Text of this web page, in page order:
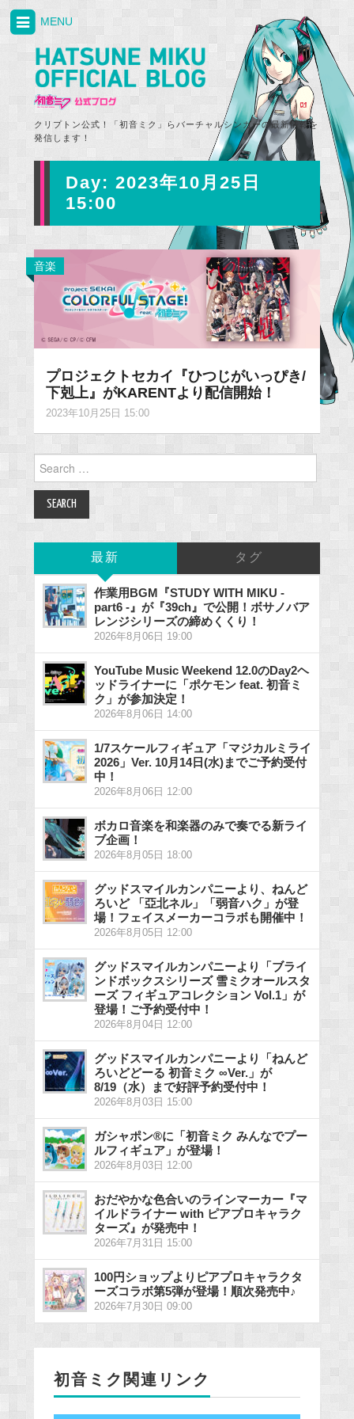
クリプトン公式！「初音ミク」らバーチャルシンガーの最新情報を
発信します！
MENU
Day: 2023年10月25日
15:00
音楽
プロジェクトセカイ『ひつじがいっぴき/
下剋上』がKARENTより配信開始！
2023年10月25日 15:00
for:
最新 タグ
作業用BGM『STUDY WITH MIKU -
part6 -』が『39ch』で公開！ボサノバア
レンジシリーズの締めくくり！
2026年8月06日 19:00
YouTube Music Weekend 12.0のDay2ヘ
ッドライナーに「ポケモン feat. 初音ミ
ク」が参加決定！
2026年8月06日 14:00
1/7スケールフィギュア「マジカルミライ
2026」Ver. 10月14日(水)までご予約受付
中！
2026年8月06日 12:00
ボカロ音楽を和楽器のみで奏でる新ライ
ブ企画！
2026年8月05日 18:00
グッドスマイルカンパニーより、ねんど
ろいど 「亞北ネル」「弱音ハク」が登
場！フェイスメーカーコラボも開催中！
2026年8月05日 12:00
グッドスマイルカンパニーより「ブライ
ンドボックスシリーズ 雪ミクオールスタ
ーズ フィギュアコレクション Vol.1」が
登場！ご予約受付中！
2026年8月04日 12:00
グッドスマイルカンパニーより「ねんど
ろいどどーる 初音ミク ∞Ver.」が
8/19（水）まで好評予約受付中！
2026年8月03日 15:00
ガシャポン®に「初音ミク みんなでプー
ルフィギュア」が登場！
2026年8月03日 12:00
おだやかな色合いのラインマーカー『マ
イルドライナー with ピアプロキャラク
ターズ』が発売中！
2026年7月31日 15:00
100円ショップよりピアプロキャラクタ
ーズコラボ第5弾が登場！順次発売中♪
2026年7月30日 09:00
初音ミク関連リンク